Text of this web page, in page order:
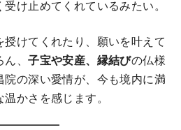
け止めてくれているみたい。
けてくれたり、願いを叶えて
ん、子宝や安産、縁結びの仏様
院の深い愛情が、今も境内に満
かさを感じます。